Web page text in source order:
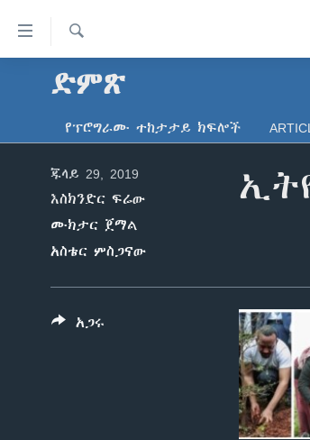
የመሥሪያ
ማገናኛዎች
ይዘትአፍሪካ
ዓለምአቀፍ
መካከለኛው ምሥራቅ
ጋቢና ቪኦኤ
ከምሽቱ ሦስት ሰዓት የአማርኛ ዜና
የፎቶ መድብሎች
ድምጽ
የፕሮግራሙ ተከታታይ ክፍሎች
ጁላይ 29, 2019
እስክንድር ፍሬው
ሙክታር ጀማል
አስቴር ምስጋናው
አጋሩ